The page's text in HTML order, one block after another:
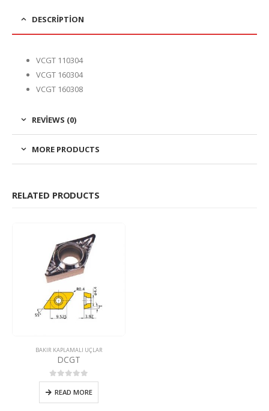
DESCRIPTION
VCGT 110304
VCGT 160304
VCGT 160308
REVIEWS (0)
MORE PRODUCTS
RELATED PRODUCTS
BAKIR KAPLAMALI UÇLAR
DCGT
05 üzerinden
READ MORE